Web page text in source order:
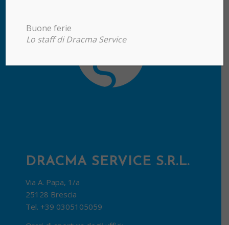
DRACMA SERVICE S.R.L.
Via A. Papa, 1/a
25128 Brescia
Tel. +39 0305105059
Buone ferie
Lo staff di Dracma Service